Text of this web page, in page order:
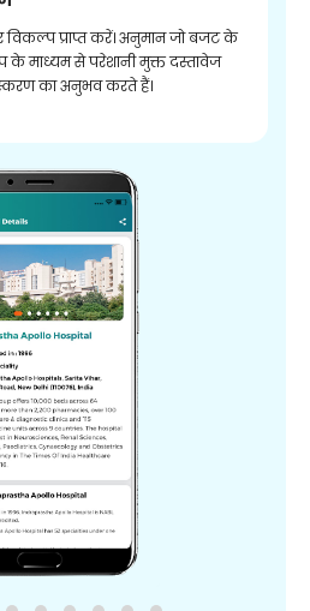
प्राप्त करें। अनुमान जो बजट के
माध्यम से परेशानी मुक्त दस्तावेज
का अनुभव करते हैं।